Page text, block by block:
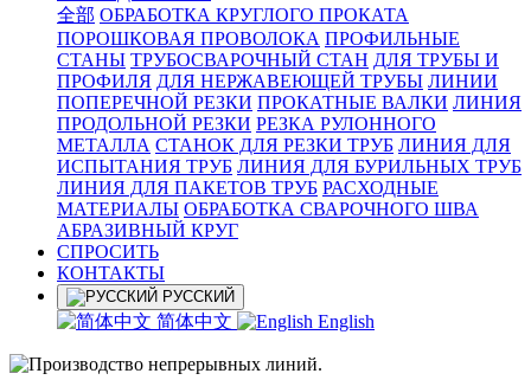
全部 ОБРАБОТКА КРУГЛОГО ПРОКАТА
ПОРОШКОВАЯ ПРОВОЛОКА ПРОФИЛЬНЫЕ
СТАНЫ ТРУБОСВАРОЧНЫЙ СТАН ДЛЯ ТРУБЫ И
ПРОФИЛЯ ДЛЯ НЕРЖАВЕЮЩЕЙ ТРУБЫ ЛИНИИ
ПОПЕРЕЧНОЙ РЕЗКИ ПРОКАТНЫЕ ВАЛКИ ЛИНИЯ
ПРОДОЛЬНОЙ РЕЗКИ РЕЗКА РУЛОННОГО
МЕТАЛЛА СТАНОК ДЛЯ РЕЗКИ ТРУБ ЛИНИЯ ДЛЯ
ИСПЫТАНИЯ ТРУБ ЛИНИЯ ДЛЯ БУРИЛЬНЫХ ТРУБ
ЛИНИЯ ДЛЯ ПАКЕТОВ ТРУБ РАСХОДНЫЕ
МАТЕРИАЛЫ OБРАБОТКА СВАРОЧНОГО ШВА
АБРАЗИВНЫЙ КРУГ
СПРОСИТЬ
КОНТАКТЫ
РУССКИЙ
简体中文 English